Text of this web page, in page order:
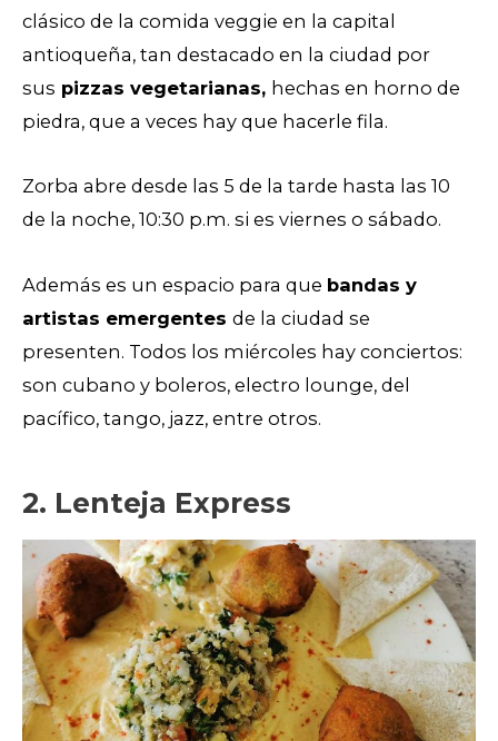
clásico de la comida veggie en la capital
antioqueña, tan destacado en la ciudad por
sus pizzas vegetarianas, hechas en horno de
piedra, que a veces hay que hacerle fila.
Zorba abre desde las 5 de la tarde hasta las 10
de la noche, 10:30 p.m. si es viernes o sábado.
Además es un espacio para que bandas y
artistas emergentes de la ciudad se
presenten. Todos los miércoles hay conciertos:
son cubano y boleros, electro lounge, del
pacífico, tango, jazz, entre otros.
2. Lenteja Express